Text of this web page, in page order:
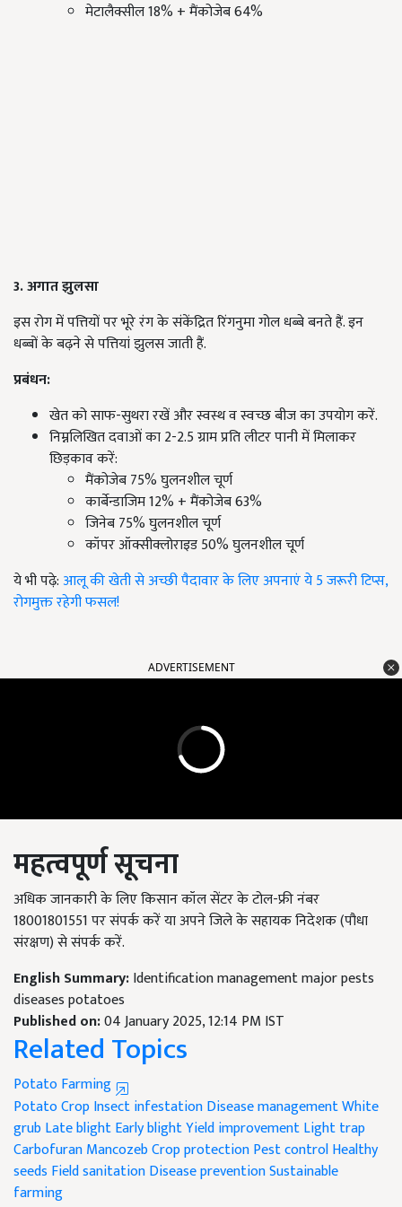
मेटालैक्सील 18% + मैंकोजेब 64%
3. अगात झुलसा
इस रोग में पत्तियों पर भूरे रंग के संकेंद्रित रिंगनुमा गोल धब्बे बनते हैं. इन
धब्बों के बढ़ने से पत्तियां झुलस जाती हैं.
प्रबंधन:
खेत को साफ-सुथरा रखें और स्वस्थ व स्वच्छ बीज का उपयोग करें.
निम्नलिखित दवाओं का 2-2.5 ग्राम प्रति लीटर पानी में मिलाकर
छिड़काव करें:
मैंकोजेब 75% घुलनशील चूर्ण
कार्बेन्डाजिम 12% + मैंकोजेब 63%
जिनेब 75% घुलनशील चूर्ण
कॉपर ऑक्सीक्लोराइड 50% घुलनशील चूर्ण
ये भी पढ़े: आलू की खेती से अच्छी पैदावार के लिए अपनाएं ये 5 जरूरी टिप्स,
रोगमुक्त रहेगी फसल!
ADVERTISEMENT
महत्वपूर्ण सूचना
अधिक जानकारी के लिए किसान कॉल सेंटर के टोल-फ्री नंबर
18001801551 पर संपर्क करें या अपने जिले के सहायक निदेशक (पौधा
संरक्षण) से संपर्क करें.
English Summary:Identification management major pests
diseases potatoes
Published on:04 January 2025, 12:14 PM IST
Related Topics
Potato Farming
Potato CropInsect infestationDisease managementWhite
grub Late blightEarly blightYield improvementLight trap
CarbofuranMancozebCrop protectionPest controlHealthy
seeds Field sanitationDisease preventionSustainable
farming